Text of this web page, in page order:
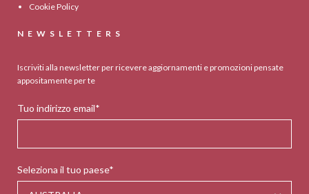
Cookie Policy
NEWSLETTERS
Iscriviti alla newsletter per ricevere aggiornamenti e promozioni pensate
appositamente per te
Tuo indirizzo email*
Seleziona il tuo paese*